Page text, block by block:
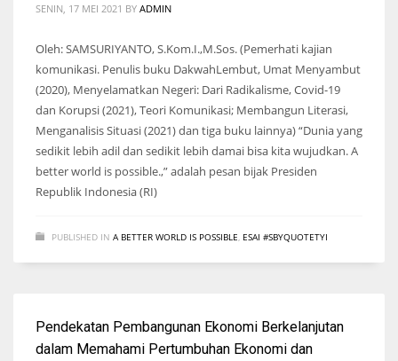
SENIN, 17 MEI 2021 BY ADMIN
Oleh: SAMSURIYANTO, S.Kom.I.,M.Sos. (Pemerhati kajian
komunikasi. Penulis buku DakwahLembut, Umat Menyambut
(2020), Menyelamatkan Negeri: Dari Radikalisme, Covid-19
dan Korupsi (2021), Teori Komunikasi; Membangun Literasi,
Menganalisis Situasi (2021) dan tiga buku lainnya) “Dunia yang
sedikit lebih adil dan sedikit lebih damai bisa kita wujudkan. A
better world is possible.,” adalah pesan bijak Presiden
Republik Indonesia (RI)
PUBLISHED IN A BETTER WORLD IS POSSIBLE ESAI #SBYQUOTETYI
Pendekatan Pembangunan Ekonomi Berkelanjutan
dalam Memahami Pertumbuhan Ekonomi dan